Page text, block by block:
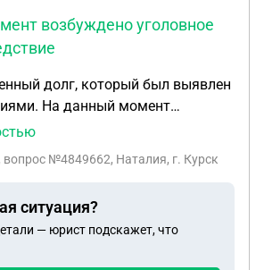
возбуждено уголовное
долг, который был выявлен
На данный момент
дело, идет следствие.
налоговую задолженность,
деятельности и распределения
в другие учреждения?!
, вопрос №4849662, Наталия, г. Курск
ситуация?
— юрист подскажет, что